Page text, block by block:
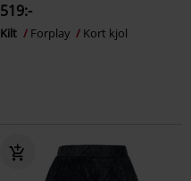
519:-
Kilt Forplay Kort kjol